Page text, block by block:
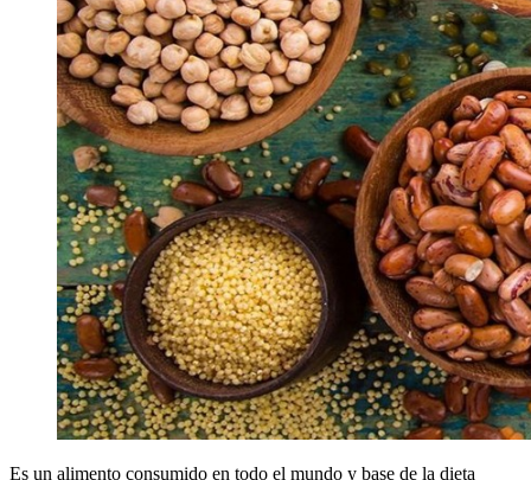
Es un alimento consumido en todo el mundo y base de la dieta